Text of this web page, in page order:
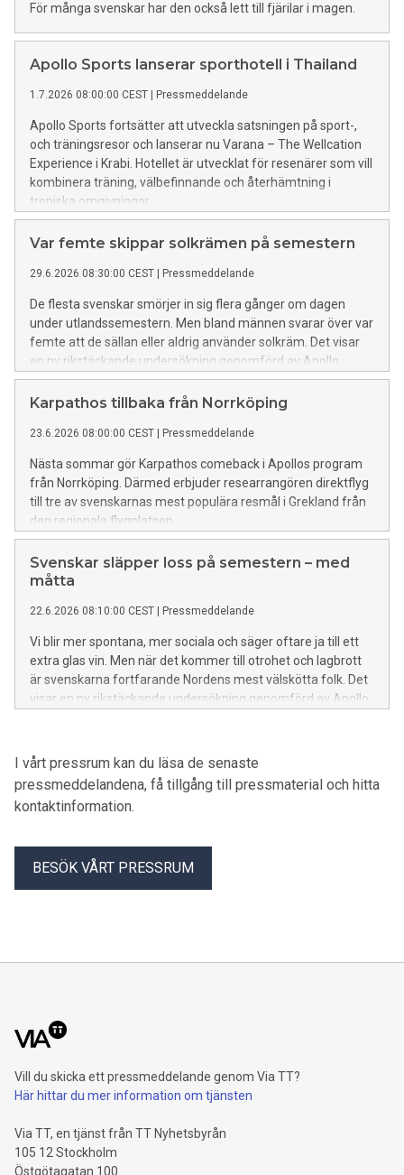
För många svenskar har den också lett till fjärilar i magen.
Apollo Sports lanserar sporthotell i Thailand
1.7.2026 08:00:00 CEST | Pressmeddelande
Apollo Sports fortsätter att utveckla satsningen på sport-,
och träningsresor och lanserar nu Varana – The Wellcation
Experience i Krabi. Hotellet är utvecklat för resenärer som vill
kombinera träning, välbefinnande och återhämtning i
tropiska omgivningar.
Var femte skippar solkrämen på semestern
29.6.2026 08:30:00 CEST | Pressmeddelande
De flesta svenskar smörjer in sig flera gånger om dagen
under utlandssemestern. Men bland männen svarar över var
femte att de sällan eller aldrig använder solkräm. Det visar
en ny rikstäckande undersökning genomförd av Apollo.
Karpathos tillbaka från Norrköping
23.6.2026 08:00:00 CEST | Pressmeddelande
Nästa sommar gör Karpathos comeback i Apollos program
från Norrköping. Därmed erbjuder researrangören direktflyg
till tre av svenskarnas mest populära resmål i Grekland från
den regionala flygplatsen.
Svenskar släpper loss på semestern – med
måtta
22.6.2026 08:10:00 CEST | Pressmeddelande
Vi blir mer spontana, mer sociala och säger oftare ja till ett
extra glas vin. Men när det kommer till otrohet och lagbrott
är svenskarna fortfarande Nordens mest välskötta folk. Det
visar en ny rikstäckande undersökning genomförd av Apollo.
I vårt pressrum kan du läsa de senaste
pressmeddelandena, få tillgång till pressmaterial och hitta
kontaktinformation.
BESÖK VÅRT PRESSRUM
Vill du skicka ett pressmeddelande genom Via TT?
Här hittar du mer information om tjänsten
Via TT, en tjänst från TT Nyhetsbyrån
105 12 Stockholm
Östgötagatan 100